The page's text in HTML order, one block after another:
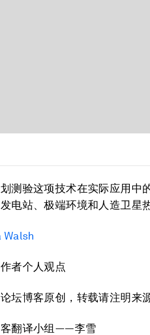
测验这项技术在实际应用中
电站、极端环境和人造卫星
者个人观点
坛博客原创，转载请注明来
翻译小组——李雪